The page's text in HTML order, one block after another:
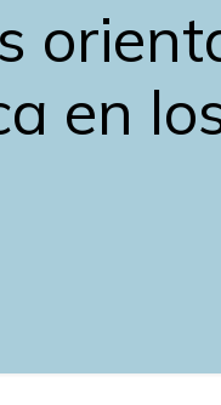
en